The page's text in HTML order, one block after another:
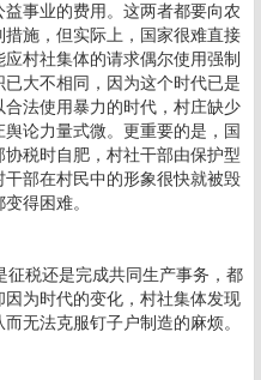
事业的费用。这两者都要向农
施，但实际上，国家很难直接
村社集体的请求偶尔使用强制
大不相同，因为这个时代已是
法使用暴力的时代，村庄缺少
论力量式微。更重要的是，国
税时自肥，村社干部由保护型
部在村民中的形象很快就被毁
得困难。
税还是完成共同生产事务，都
为时代的变化，村社集体发现
无法克服钉子户制造的麻烦。